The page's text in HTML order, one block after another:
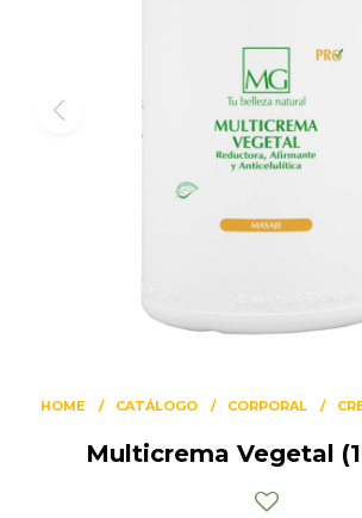
HOME CATÁLOGO CORPORAL
Multicrema Vegetal